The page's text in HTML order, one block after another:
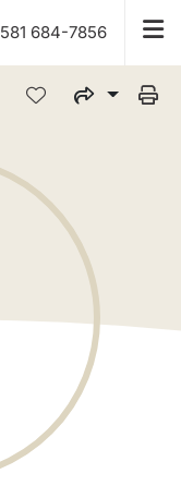
581 684-7856